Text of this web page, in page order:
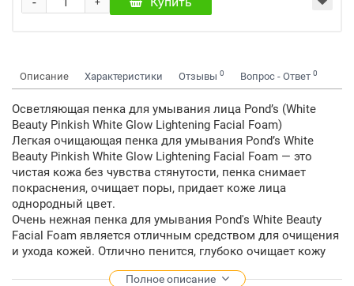
+
Описание Характеристики Отзывы 0 Вопрос - Ответ 0
Осветляющая пенка для умывания лица Pond’s (White
Beauty Pinkish White Glow Lightening Facial Foam)
Легкая очищающая пенка для умывания Pond’s White
Beauty Pinkish White Glow Lightening Facial Foam — это
чистая кожа без чувства стянутости, пенка снимает
покраснения, очищает поры, придает коже лица
однородный цвет.
Очень нежная пенка для умывания Pond's White Beauty
Facial Foam является отличным средством для очищения
и ухода кожей. Отлично пенится, глубоко очищает кожу
лица, осветляет и выравнивает тон кожи, способствует
устранению пигментации и веснушек. Нормализует
Полное описание